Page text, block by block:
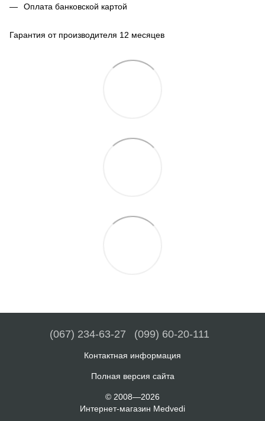
Оплата банковской картой
Гарантия от производителя 12 месяцев
(067) 234-63-27 (099) 60-20-111
Контактная информация
Полная версия сайта
© 2008—2026
Интернет-магазин Medvedi